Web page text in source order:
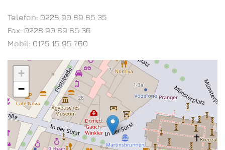
Telefon: 0228 90 89 85 35
Fax: 0228 90 89 85 36
Mobil: 0175 15 95 760
+
−